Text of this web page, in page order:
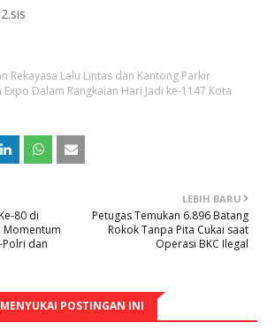
Rekayasa Lalu Lintas dan Kantong Parkir
Dalam Rangkaian Hari Jadi ke-1147 Kota
LEBIH BARU
Petugas Temukan 6.896 Batang
Rokok Tanpa Pita Cukai saat
Operasi BKC Ilegal
80 di
Momentum
Polri dan
POSTINGAN INI